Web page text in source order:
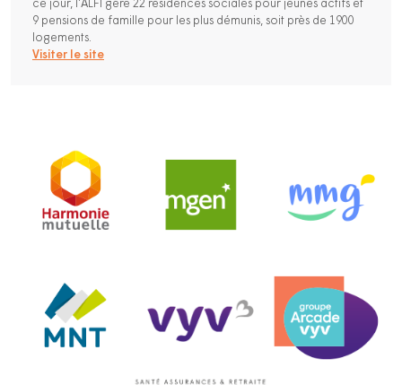
ce jour, l’ALFI gère 22 résidences sociales pour jeunes actifs et
9 pensions de famille pour les plus démunis, soit près de 1900
logements.
Visiter le site